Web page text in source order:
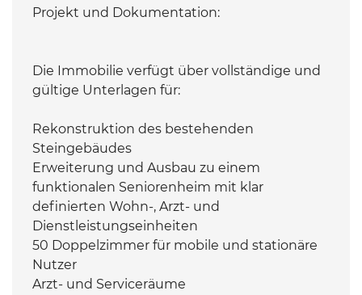
Projekt und Dokumentation:
Die Immobilie verfügt über vollständige und
gültige Unterlagen für:
Rekonstruktion des bestehenden
Steingebäudes
Erweiterung und Ausbau zu einem
funktionalen Seniorenheim mit klar
definierten Wohn-, Arzt- und
Dienstleistungseinheiten
50 Doppelzimmer für mobile und stationäre
Nutzer
Arzt- und Serviceräume